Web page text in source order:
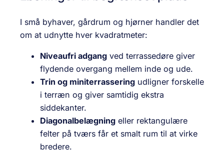
I små byhaver, gårdrum og hjørner handler det
om at udnytte hver kvadratmeter:
Niveaufri adgang ved terrassedøre giver
flydende overgang mellem inde og ude.
Trin og miniterrassering udligner forskelle
i terræn og giver samtidig ekstra
siddekanter.
Diagonalbelægning eller rektangulære
felter på tværs får et smalt rum til at virke
bredere.